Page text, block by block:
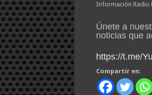
Información Radio
Únete a
noticias que
https://t.me/
Compartir en: